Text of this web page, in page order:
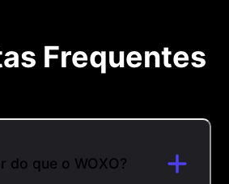
Frequentes
do que o WOXO?